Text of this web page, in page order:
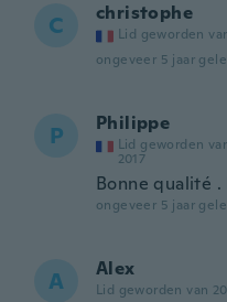
C christophe
Lid geworden
ongeveer 5 jaar
P Philippe
Lid geworden
2017
Bonne qualité
ongeveer 5 jaar
A Alex
Lid geworden van